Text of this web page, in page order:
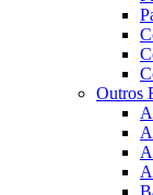
Outros